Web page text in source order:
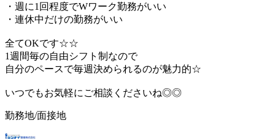
・週に1回程度でWワーク勤務がいい
・連休中だけの勤務がいい
全てOKです☆☆
1週間毎の自由シフト制なので
自分のペースで毎週決められるのが魅力的☆
いつでもお気軽にご相談くださいね◎◎
勤務地/面接地